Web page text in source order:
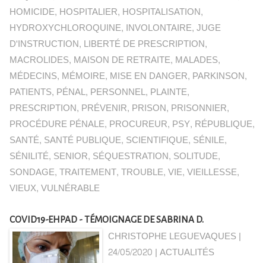
HOMICIDE, HOSPITALIER, HOSPITALISATION,
HYDROXYCHLOROQUINE, INVOLONTAIRE,JUGE
D'INSTRUCTION, LIBERTÉ DE PRESCRIPTION,
MACROLIDES, MAISON DE RETRAITE, MALADES,
MÉDECINS, MÉMOIRE, MISE EN DANGER, PARKINSON,
PATIENTS, PÉNAL, PERSONNEL, PLAINTE,
PRESCRIPTION, PRÉVENIR, PRISON, PRISONNIER,
PROCÉDURE PÉNALE, PROCUREUR, PSY, RÉPUBLIQUE,
SANTÉ, SANTÉ PUBLIQUE, SCIENTIFIQUE, SÉNILE,
SÉNILITÉ, SENIOR, SÉQUESTRATION, SOLITUDE,
SONDAGE,TRAITEMENT,TROUBLE,VIE,VIEILLESSE,
VIEUX,VULNÉRABLE
COVID19-EHPAD - TÉMOIGNAGE DE SABRINA D.
CHRISTOPHE LEGUEVAQUES |
24/05/2020 |ACTUALITÉS